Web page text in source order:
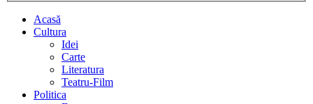
Acasă
Cultura
Idei
Carte
Literatura
Teatru-Film
Politica